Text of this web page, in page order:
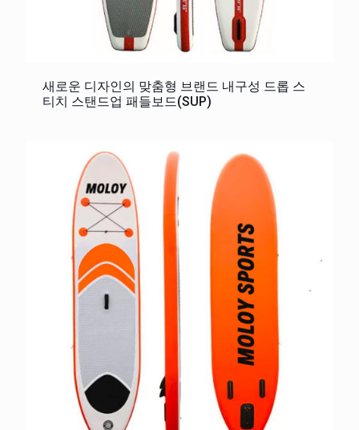
새로운 디자인의 맞춤형 브랜드 내구성 드롭 스
티치 스탠드업 패들보드(SUP)